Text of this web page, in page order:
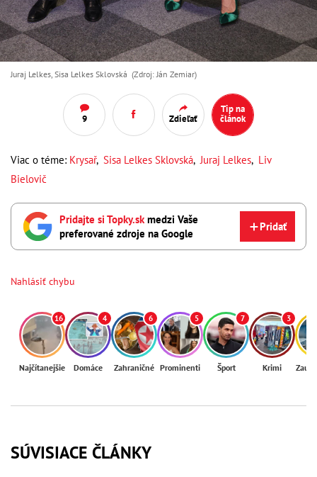
Juraj Lelkes, Sisa Lelkes Sklovská (Zdroj: Ján Zemiar)
9 Zdieľať
Tip na
článok
Viac o téme: Krysař, Sisa Lelkes Sklovská,Juraj Lelkes, Liv
Bielovič
Pridajte si Topky.sk medzi Vaše
preferované zdroje na Google
Pridať
Nahlásiť chybu
16
Najčítanejšie
4
Domáce
6
Zahraničné
5
Prominenti
7
Šport
3
Krimi
SÚVISIACE ČLÁNKY